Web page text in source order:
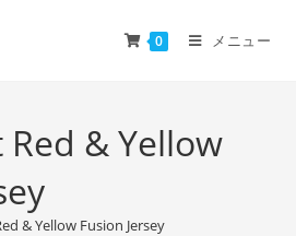
0 メニュー
& Yellow
& Yellow Fusion Jersey